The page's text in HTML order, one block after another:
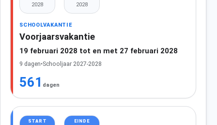
2028 2028
SCHOOLVAKANTIE
Voorjaarsvakantie
19 februari 2028 tot en met 27 februari 2028
9 dagen•Schooljaar 2027-2028
561 dagen
START EINDE